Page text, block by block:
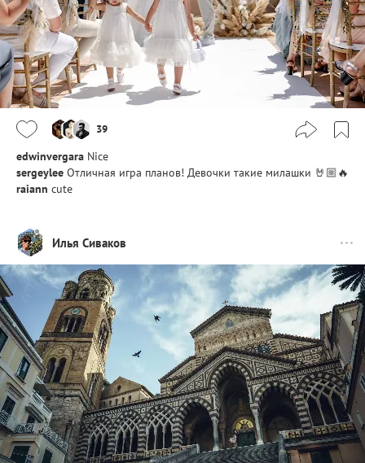
39
edwinvergara Nice
sergeylee Отличная игра планов! Девочки такие милашки 🤘🏼🔥
raiann cute
Илья Сиваков